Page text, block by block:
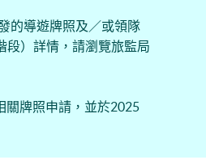
的導遊牌照及／或領隊
段）詳情，請瀏覽旅監局
關牌照申請，並於2025